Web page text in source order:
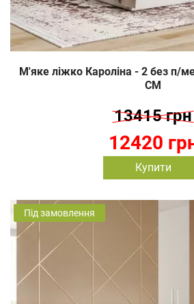
М'яке ліжко Кароліна - 2 без п/
СМ
12420
13415 грн
Купити
Під замовлення